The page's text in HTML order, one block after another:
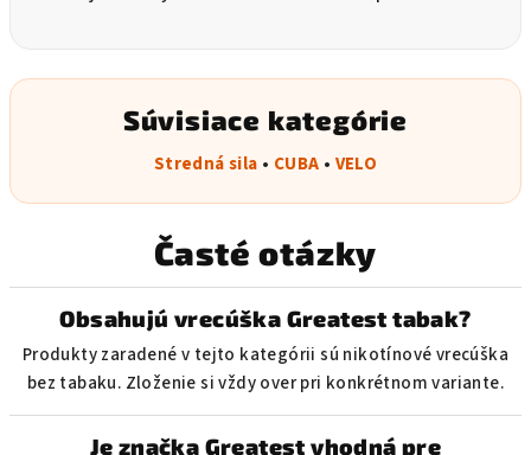
Súvisiace kategórie
Stredná sila • CUBA • VELO
Časté otázky
Obsahujú vrecúška Greatest tabak?
Produkty zaradené v tejto kategórii sú nikotínové vrecúška
bez tabaku. Zloženie si vždy over pri konkrétnom variante.
Je značka Greatest vhodná pre